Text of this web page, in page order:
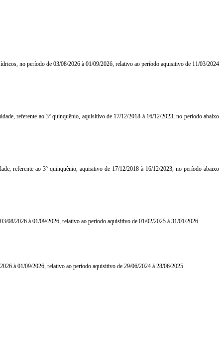
no período de 03/08/2026 à 01/09/2026, relativo ao período aquisitivo de 11/03/2024
referente ao 3º quinquênio, aquisitivo de 17/12/2018 à 16/12/2023, no período abaixo
referente ao 3º quinquênio, aquisitivo de 17/12/2018 à 16/12/2023, no período abaixo
08/2026 à 01/09/2026, relativo ao período aquisitivo de 01/02/2025 à 31/01/2026
à 01/09/2026, relativo ao período aquisitivo de 29/06/2024 à 28/06/2025